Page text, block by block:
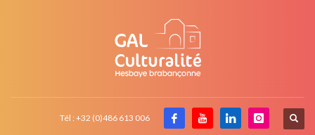
Tél : +32 (0)486 613 006